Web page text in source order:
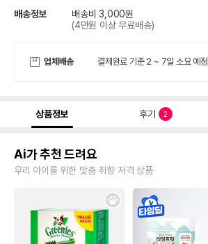
배송정보
배송비 3,000원
(4만원 이상 무료배송)
업체배송 결제완료 기준 2 ~ 7일 소요 예정
상품정보 후기 2
Ai가 추천 드려요
우리 아이를 위한 맞춤 취향 저격 상품